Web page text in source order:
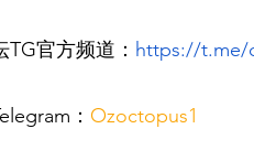
官方频道： https://t.me/
： Ozoctopus1